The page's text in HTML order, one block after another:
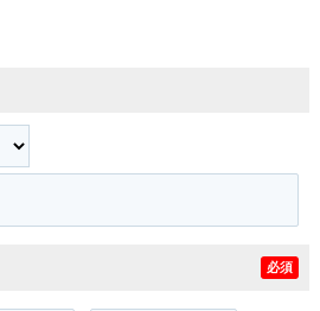
必須